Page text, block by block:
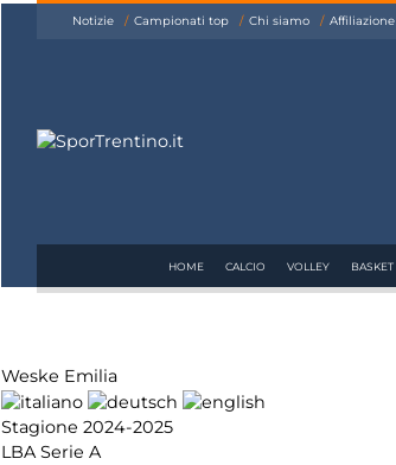
Notizie Campionati top Chi siamo Affiliazione
HOME CALCIO VOLLEY BASKET
Weske Emilia
Stagione 2024-2025
LBA Serie A